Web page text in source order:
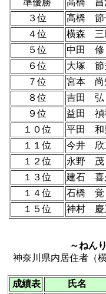
３位
高橋 節
４位
横森 三
５位
中田 修
６位
大塚 節
７位
宮本 尚
８位
吉田 弘
９位
益田 禎
１０位
平田 和
１１位
今井 欣
１２位
永野 茂
１３位
建石 喜
１４位
石橋 覚
１５位
神村 慶
～ねん
神奈川県内居住者（
成績表
氏名